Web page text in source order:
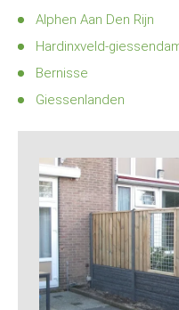
Alphen Aan Den Rijn
Hardinxveld-
Bernisse
Giessenlanden